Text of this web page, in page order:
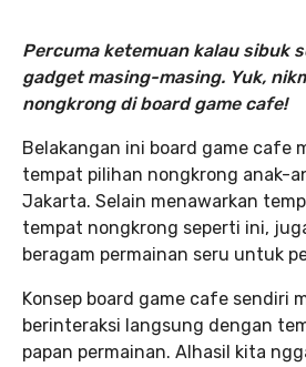
Percuma ketemuan kalau sibuk
gadget masing-masing. Yuk,
nongkrong di board game cafe!
Belakangan ini board game cafe
tempat pilihan nongkrong anak-
Jakarta. Selain menawarkan
tempat nongkrong seperti ini,
beragam permainan seru untuk
Konsep board game cafe sendiri
berinteraksi langsung dengan
papan permainan. Alhasil kita